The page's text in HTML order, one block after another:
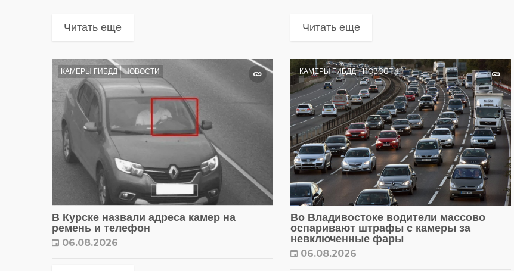
Читать еще Читать еще
КАМЕРЫ ГИБДД НОВОСТИ
В Курске назвали адреса камер на
ремень и телефон
06.08.2026
КАМЕРЫ ГИБДД НОВОСТИ
Во Владивостоке водители массово
оспаривают штрафы с камеры за
невключенные фары
06.08.2026